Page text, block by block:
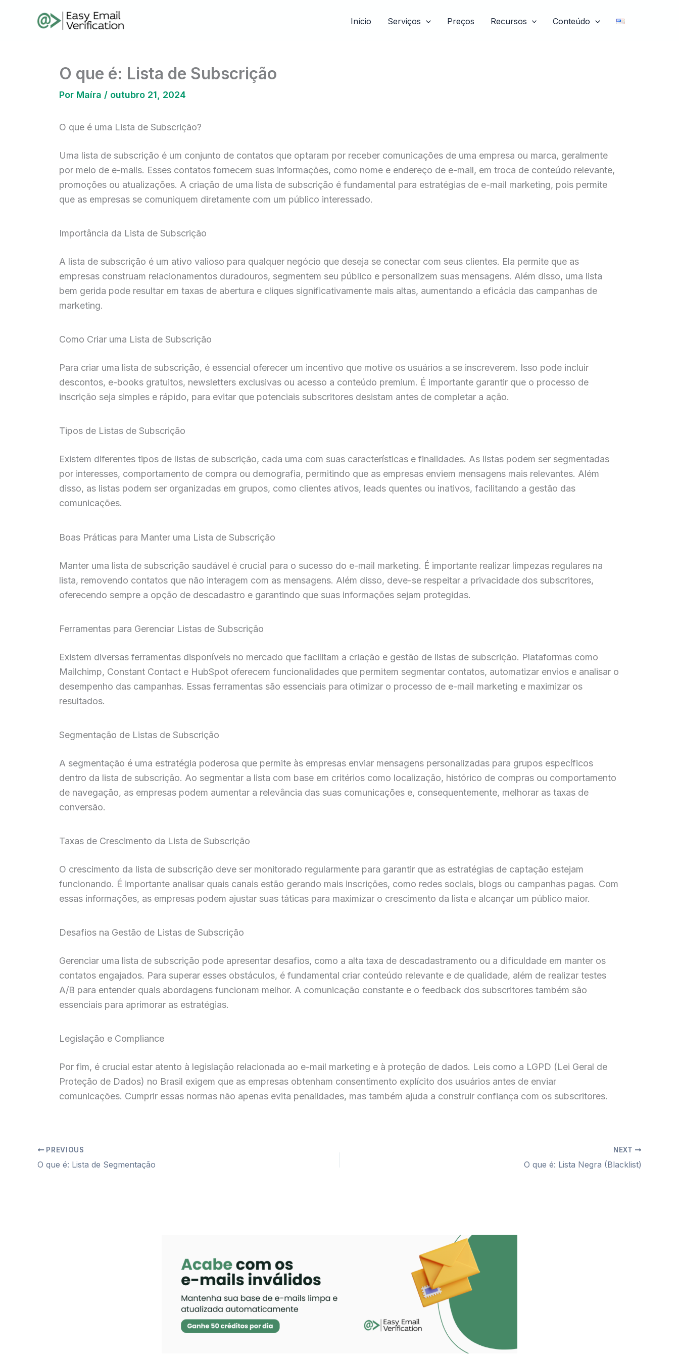
Início Serviços Preços Recursos Conteúdo
O que é: Lista de Subscrição
Por Maíra / outubro 21, 2024
O que é uma Lista de Subscrição?
Uma lista de subscrição é um conjunto de contatos que optaram por receber comunicações de uma empresa ou marca, geralmente
por meio de e-mails. Esses contatos fornecem suas informações, como nome e endereço de e-mail, em troca de conteúdo relevante,
promoções ou atualizações. A criação de uma lista de subscrição é fundamental para estratégias de e-mail marketing, pois permite
que as empresas se comuniquem diretamente com um público interessado.
Importância da Lista de Subscrição
A lista de subscrição é um ativo valioso para qualquer negócio que deseja se conectar com seus clientes. Ela permite que as
empresas construam relacionamentos duradouros, segmentem seu público e personalizem suas mensagens. Além disso, uma lista
bem gerida pode resultar em taxas de abertura e cliques significativamente mais altas, aumentando a eficácia das campanhas de
marketing.
Como Criar uma Lista de Subscrição
Para criar uma lista de subscrição, é essencial oferecer um incentivo que motive os usuários a se inscreverem. Isso pode incluir
descontos, e-books gratuitos, newsletters exclusivas ou acesso a conteúdo premium. É importante garantir que o processo de
inscrição seja simples e rápido, para evitar que potenciais subscritores desistam antes de completar a ação.
Tipos de Listas de Subscrição
Existem diferentes tipos de listas de subscrição, cada uma com suas características e finalidades. As listas podem ser segmentadas
por interesses, comportamento de compra ou demografia, permitindo que as empresas enviem mensagens mais relevantes. Além
disso, as listas podem ser organizadas em grupos, como clientes ativos, leads quentes ou inativos, facilitando a gestão das
comunicações.
Boas Práticas para Manter uma Lista de Subscrição
Manter uma lista de subscrição saudável é crucial para o sucesso do e-mail marketing. É importante realizar limpezas regulares na
lista, removendo contatos que não interagem com as mensagens. Além disso, deve-se respeitar a privacidade dos subscritores,
oferecendo sempre a opção de descadastro e garantindo que suas informações sejam protegidas.
Ferramentas para Gerenciar Listas de Subscrição
Existem diversas ferramentas disponíveis no mercado que facilitam a criação e gestão de listas de subscrição. Plataformas como
Mailchimp, Constant Contact e HubSpot oferecem funcionalidades que permitem segmentar contatos, automatizar envios e analisar o
desempenho das campanhas. Essas ferramentas são essenciais para otimizar o processo de e-mail marketing e maximizar os
resultados.
Segmentação de Listas de Subscrição
A segmentação é uma estratégia poderosa que permite às empresas enviar mensagens personalizadas para grupos específicos
dentro da lista de subscrição. Ao segmentar a lista com base em critérios como localização, histórico de compras ou comportamento
de navegação, as empresas podem aumentar a relevância das suas comunicações e, consequentemente, melhorar as taxas de
conversão.
Taxas de Crescimento da Lista de Subscrição
O crescimento da lista de subscrição deve ser monitorado regularmente para garantir que as estratégias de captação estejam
funcionando. É importante analisar quais canais estão gerando mais inscrições, como redes sociais, blogs ou campanhas pagas. Com
essas informações, as empresas podem ajustar suas táticas para maximizar o crescimento da lista e alcançar um público maior.
Desafios na Gestão de Listas de Subscrição
Gerenciar uma lista de subscrição pode apresentar desafios, como a alta taxa de descadastramento ou a dificuldade em manter os
contatos engajados. Para superar esses obstáculos, é fundamental criar conteúdo relevante e de qualidade, além de realizar testes
A/B para entender quais abordagens funcionam melhor. A comunicação constante e o feedback dos subscritores também são
essenciais para aprimorar as estratégias.
Legislação e Compliance
Por fim, é crucial estar atento à legislação relacionada ao e-mail marketing e à proteção de dados. Leis como a LGPD (Lei Geral de
Proteção de Dados) no Brasil exigem que as empresas obtenham consentimento explícito dos usuários antes de enviar
comunicações. Cumprir essas normas não apenas evita penalidades, mas também ajuda a construir confiança com os subscritores.
PREVIOUS
O que é: Lista de Segmentação
NEXT
O que é: Lista Negra (Blacklist)